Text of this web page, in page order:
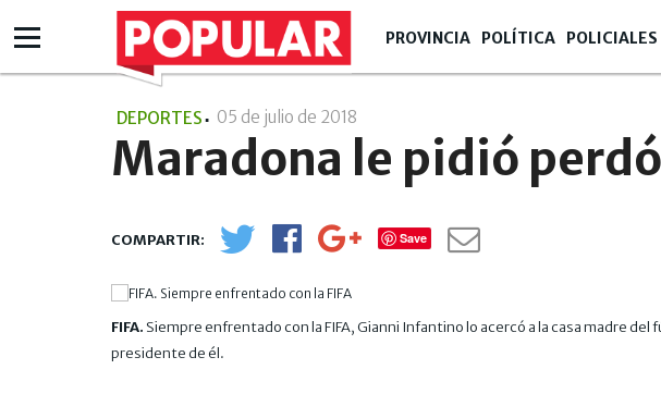
PROVINCIA POLÍTICA POLICIALES
DEPORTES 05 de julio de 2018
Maradona le pidió
Save
FIFA. Siempre enfrentado con la FIFA, Gianni Infantino lo acercó a la casa madre
presidente de él.